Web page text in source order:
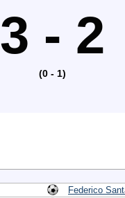
3 - 2
(0 - 1)
Federico